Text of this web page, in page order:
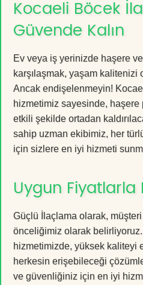
Kocaeli Böcek
Güvende Kalın
Ev veya iş yerinizde haşere
karşılaşmak, yaşam kalitenizi
Ancak endişelenmeyin!
hizmetimiz sayesinde, haşere
etkili şekilde ortadan
sahip uzman ekibimiz, her
için sizlere en iyi hizmeti
Uygun Fiyatlarla
Güçlü İlaçlama olarak,
önceliğimiz olarak
hizmetimizde, yüksek kaliteyi
herkesin erişebileceği
ve güvenliğiniz için en iyi